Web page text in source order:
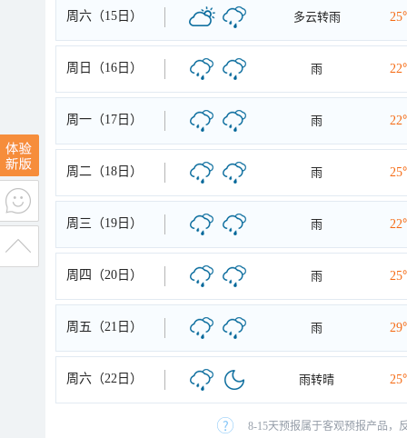
周六（15日） 多云转雨
周日（16日） 雨
周一（17日） 雨
周二（18日） 雨
周三（19日） 雨
周四（20日） 雨
周五（21日） 雨
周六（22日） 雨转晴
8-15天预报属于客观预报产品，